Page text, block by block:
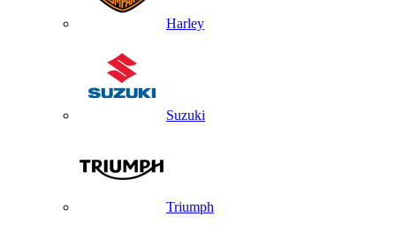
Harley
Suzuki
Triumph